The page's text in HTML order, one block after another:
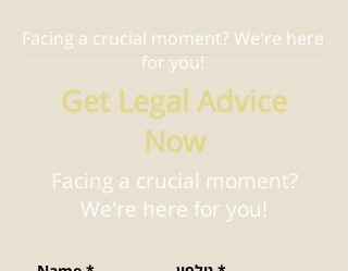
Facing a crucial moment? We're here
for you!
Get Legal Advice
Now
Facing a crucial moment?
We're here for you!